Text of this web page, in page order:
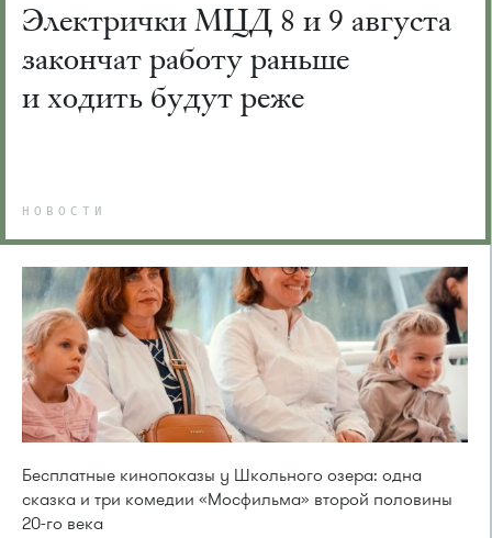
Электрички МЦД 8 и 9 августа
закончат работу раньше
и ходить будут реже
НОВОСТИ
Бесплатные кинопоказы у Школьного озера: одна
сказка и три комедии «Мосфильма» второй половины
20-го века